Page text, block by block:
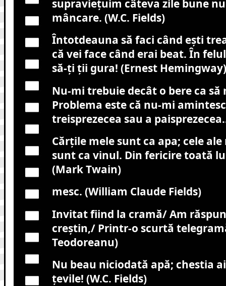
supravieţuim câteva zile bune
mâncare. (W.C. Fields)
Întotdeauna să faci când eşti
că vei face când erai beat. În
să-ţi ţii gura! (Ernest Hemingway)
Nu-mi trebuie decât o bere ca să
Problema este că nu-mi
treisprezecea sau a
Cărţile mele sunt ca apa; cele
sunt ca vinul. Din fericire toată
(Mark Twain)
mesc. (William Claude Fields)
Invitat fiind la cramă/ Am
creştin,/ Printr-o scurtă
Teodoreanu)
Nu beau niciodată apă; chestia
ţevile! (W.C. Fields)